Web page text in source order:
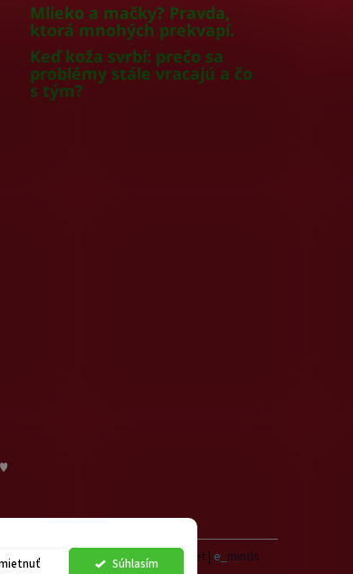
Súhlasím
Mlieko a mačky? Pravda,
ktorá mnohých prekvapí.
Keď koža svrbí: prečo sa
problémy stále vracajú a čo
s tým?
Vytvoril Shoptet | e_minds